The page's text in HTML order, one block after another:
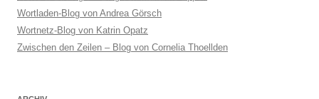
Wortladen-Blog von Andrea Görsch
Wortnetz-Blog von Katrin Opatz
Zwischen den Zeilen – Blog von Cornelia Thoellden